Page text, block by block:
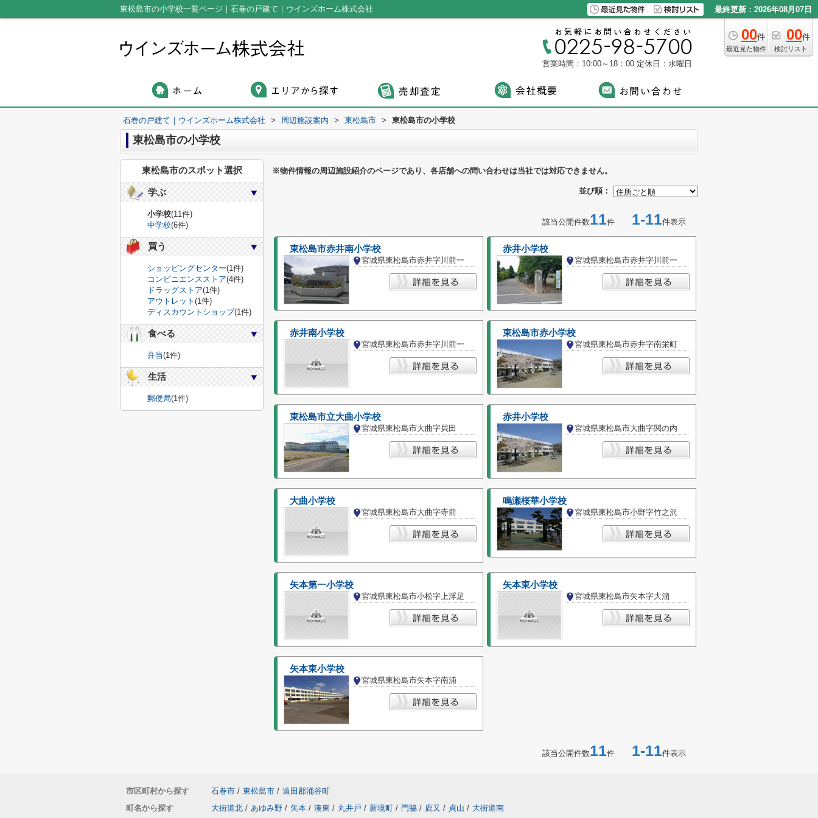
東松島市の小学校一覧ページ｜石巻の戸建て｜ウインズホーム株式会社 最終更新：2026年08月07日
00件
最近見た物件
00件
検討リスト
営業時間：10:00～18：00 定休日：水曜日
石巻の戸建て｜ウインズホーム株式会社 > 周辺施設案内 > 東松島市 > 東松島市の小学校
東松島市の小学校
※物件情報の周辺施設紹介のページであり、各店舗への問い合わせは当社では対応できません。
並び順：
該当公開件数11件 1-11件表示
東松島市赤井南小学校
宮城県東松島市赤井字川前一
赤井小学校
宮城県東松島市赤井字川前一
赤井南小学校
宮城県東松島市赤井字川前一
東松島市赤小学校
宮城県東松島市赤井字南栄町
東松島市立大曲小学校
宮城県東松島市大曲字貝田
赤井小学校
宮城県東松島市大曲字関の内
大曲小学校
宮城県東松島市大曲字寺前
鳴瀬桜華小学校
宮城県東松島市小野字竹之沢
矢本第一小学校
宮城県東松島市小松字上浮足
矢本東小学校
宮城県東松島市矢本字大溜
矢本東小学校
宮城県東松島市矢本字南浦
該当公開件数11件 1-11件表示
東松島市のスポット選択
学ぶ
小学校(11件)
中学校(6件)
買う
ショッピングセンター(1件)
コンビニエンスストア(4件)
ドラッグストア(1件)
アウトレット (1件)
ディスカウントショップ(1件)
食べる
弁当(1件)
生活
郵便局(1件)
市区町村から探す 石巻市 / 東松島市 / 遠田郡涌谷町
町名から探す
大街道北 / あゆみ野 / 矢本 / 湊東 / 丸井戸 / 新境町 / 門脇 / 鹿又 / 貞山 / 大街道南